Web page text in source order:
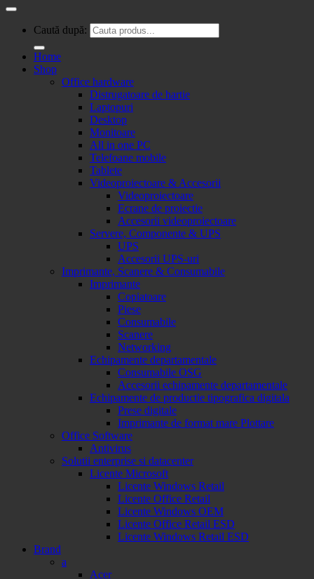
Caută după:
Home
Shop
Office hardware
Distrugatoare de hartie
Laptopuri
Desktop
Monitoare
All in one PC
Telefoane mobile
Tablete
Videoproiectoare & Accesorii
Videoproiectoare
Ecrane de proiectie
Accesorii videoproiectoare
Servere, Componente & UPS
UPS
Accesorii UPS-uri
Imprimante, Scanere & Consumabile
Imprimante
Copiatoare
Piese
Consumabile
Scanere
Networking
Echipamente departamentale
Consumabile OSG
Accesorii echipamente departamentale
Echipamente de productie tipografica digitala
Prese digitale
Imprimante de format mare Plottare
Office Software
Antivirus
Solutii enterprise si datacenter
Licente Microsoft
Licente Windows Retail
Licente Office Retail
Licente Windows OEM
Licente Office Retail ESD
Licente Windows Retail ESD
Brand
a
Acer